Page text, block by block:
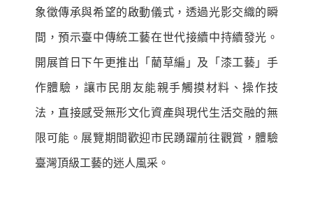
象徵傳承與希望的啟動儀式，透過光影交織的瞬
間，預示臺中傳統工藝在世代接續中持續發光。
開展首日下午更推出「藺草編」及「漆工藝」手
作體驗，讓市民朋友能親手觸摸材料、操作技
法，直接感受無形文化資產與現代生活交融的無
限可能。展覽期間歡迎市民踴躍前往觀賞，體驗
臺灣頂級工藝的迷人風采。